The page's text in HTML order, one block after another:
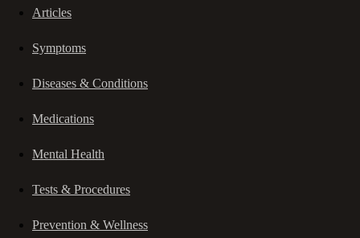
Articles
Symptoms
Diseases & Conditions
Medications
Mental Health
Tests & Procedures
Prevention & Wellness